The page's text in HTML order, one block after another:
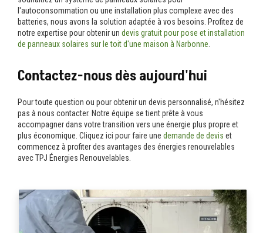
l'autoconsommation ou une installation plus complexe avec des
batteries, nous avons la solution adaptée à vos besoins. Profitez de
notre expertise pour obtenir un devis gratuit pour pose et installation
de panneaux solaires sur le toit d'une maison à Narbonne
Contactez-nous dès aujourd'hui
Pour toute question ou pour obtenir un devis personnalisé, n'hésitez
pas à nous contacter. Notre équipe se tient prête à vous
accompagner dans votre transition vers une énergie plus propre et
plus économique. Cliquez ici pour faire une demande de devis et
commencez à profiter des avantages des énergies renouvelables
avec TPJ Énergies Renouvelables.